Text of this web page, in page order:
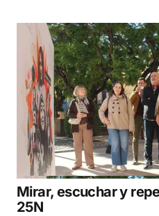
Mirar, escuchar y
25N